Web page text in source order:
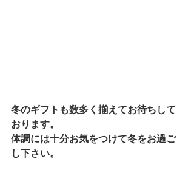
冬のギフトも数多く揃えてお待ちして
おります。
体調には十分お気をつけて冬をお過ご
し下さい。